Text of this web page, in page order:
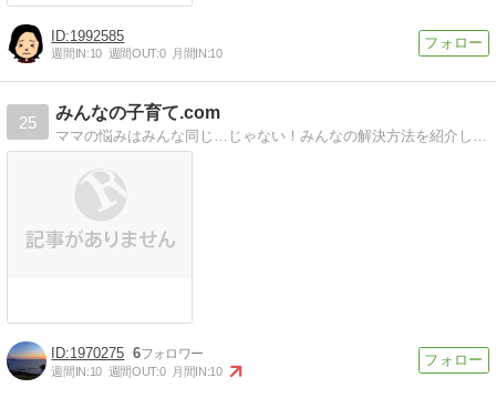
1992585
週間IN:10 週間OUT:0 月間IN:10
25
みんなの子育て.com
1970275 6
週間IN:10 週間OUT:0 月間IN:10